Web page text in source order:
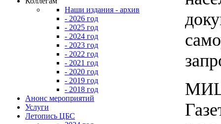
Наши издания - архив
- 2026 год
- 2025 год
- 2024 год
- 2023 год
- 2022 год
- 2021 год
- 2020 год
- 2019 год
- 2018 год
Анонс мероприятий
Услуги
Летопись ЦБС
МИЦ